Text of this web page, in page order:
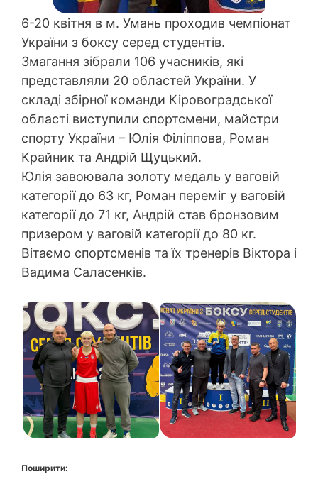
6-20 квітня в м. Умань проходив чемпіонат
України з боксу серед студентів.
Змагання зібрали 106 учасників, які
представляли 20 областей України. У
складі збірної команди Кіровоградської
області виступили спортсмени, майстри
спорту України – Юлія Філіппова, Роман
Крайник та Андрій Щуцький.
Юлія завоювала золоту медаль у ваговій
категорії до 63 кг, Роман переміг у ваговій
категорії до 71 кг, Андрій став бронзовим
призером у ваговій категорії до 80 кг.
Вітаємо спортсменів та їх тренерів Віктора і
Вадима Саласенків.
Поширити: